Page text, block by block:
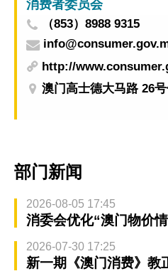
消费者委员会
（853）8988 9315
http://
澳门高士德大马路 26
部门新闻
2026-08-05 17:45
消委会优化“澳门物价
2026-07-30 17:25
新一期《澳门消费》教